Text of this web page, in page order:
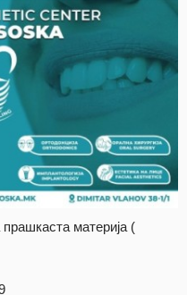
материја (